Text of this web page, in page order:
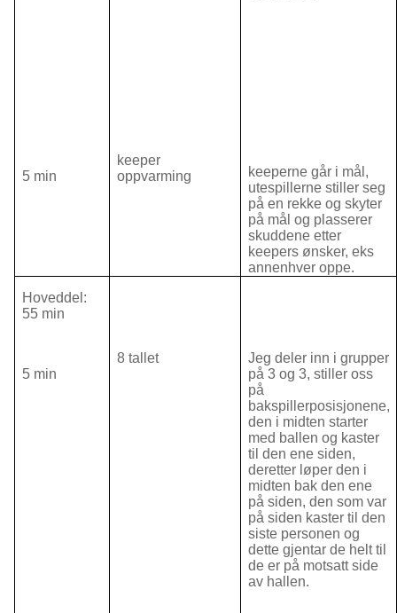
5 min
keeper
oppvarming
keeperne går i mål,
utespillerne stiller seg
på en rekke og skyter
på mål og plasserer
skuddene etter
keepers ønsker, eks
annenhver oppe.
Hoveddel:
55 min
5 min
8 tallet
Jeg deler inn i grupper
på 3 og 3, stiller oss
på
bakspillerposisjonene,
den i midten starter
med ballen og kaster
til den ene siden,
deretter løper den i
midten bak den ene
på siden, den som var
på siden kaster til den
siste personen og
dette gjentar de helt til
de er på motsatt side
av hallen.